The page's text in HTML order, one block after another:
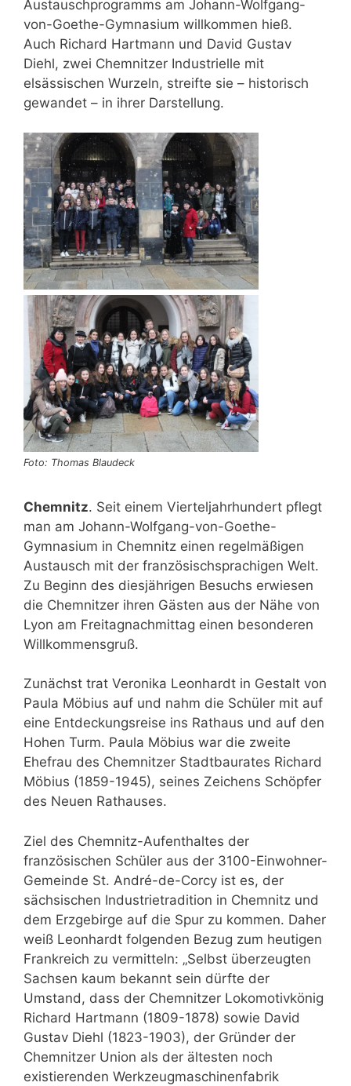
Austauschprogramms am Johann-Wolfgang-
von-Goethe-Gymnasium willkommen hieß.
Auch Richard Hartmann und David Gustav
Diehl, zwei Chemnitzer Industrielle mit
elsässischen Wurzeln, streifte sie – historisch
gewandet – in ihrer Darstellung.
Foto: Thomas Blaudeck
Chemnitz. Seit einem Vierteljahrhundert pflegt
man am Johann-Wolfgang-von-Goethe-
Gymnasium in Chemnitz einen regelmäßigen
Austausch mit der französischsprachigen Welt.
Zu Beginn des diesjährigen Besuchs erwiesen
die Chemnitzer ihren Gästen aus der Nähe von
Lyon am Freitagnachmittag einen besonderen
Willkommensgruß.
Zunächst trat Veronika Leonhardt in Gestalt von
Paula Möbius auf und nahm die Schüler mit auf
eine Entdeckungsreise ins Rathaus und auf den
Hohen Turm. Paula Möbius war die zweite
Ehefrau des Chemnitzer Stadtbaurates Richard
Möbius (1859-1945), seines Zeichens Schöpfer
des Neuen Rathauses.
Ziel des Chemnitz-Aufenthaltes der
französischen Schüler aus der 3100-Einwohner-
Gemeinde St. André-de-Corcy ist es, der
sächsischen Industrietradition in Chemnitz und
dem Erzgebirge auf die Spur zu kommen. Daher
weiß Leonhardt folgenden Bezug zum heutigen
Frankreich zu vermitteln: „Selbst überzeugten
Sachsen kaum bekannt sein dürfte der
Umstand, dass der Chemnitzer Lokomotivkönig
Richard Hartmann (1809-1878) sowie David
Gustav Diehl (1823-1903), der Gründer der
Chemnitzer Union als der ältesten noch
existierenden Werkzeugmaschinenfabrik